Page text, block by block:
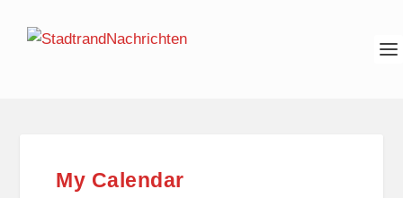
My Calendar